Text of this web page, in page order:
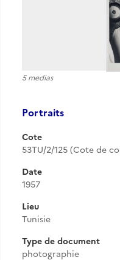
5 medias
Portraits
Cote
53TU/2/125 (Cote de
Date
1957
Lieu
Tunisie
Type de document
photographie